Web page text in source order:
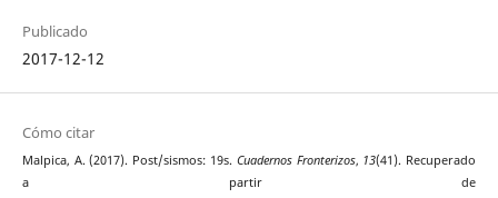
Publicado
2017-12-12
Cómo citar
Malpica, A. (2017). Post/sismos: 19s. Cuadernos Fronterizos, 13(41). Recuperado
a partir de